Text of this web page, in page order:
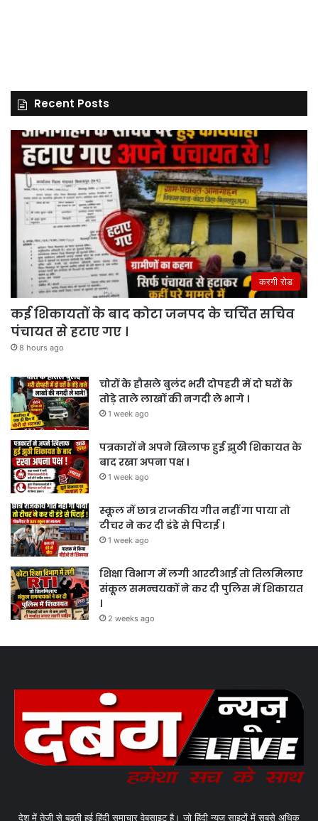
Recent Posts
करगी रोड
कई शिकायतों के बाद कोटा जनपद के चर्चित सचिव
पंचायत से हटाए गए ।
8 hours ago
चोरों के हौसले बुलंद भरी दोपहरी में दो घरों के
तोड़े ताले लाखों की नगदी ले भागे ।
1 week ago
पत्रकारों ने अपने खिलाफ हुई झुठी शिकायत के
बाद रखा अपना पक्ष ।
1 week ago
स्कूल में छात्र राजकीय गीत नहीं गा पाया तो
टीचर ने कर दी डंडे से पिटाई ।
1 week ago
शिक्षा विभाग में लगी आरटीआई तो तिलमिलाए
संकूल समन्वयकों ने कर दी पुलिस में शिकायत
।
2 weeks ago
देश में तेजी से बढ़ती हुई हिंदी समाचार वेबसाइट है। जो हिंदी न्यूज साइटों में सबसे अधिक